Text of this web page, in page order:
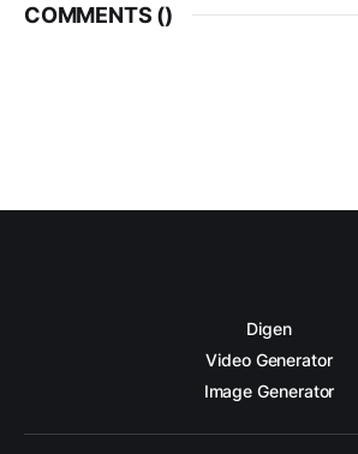
COMMENTS ()
Digen
Video Generator
Image Generator